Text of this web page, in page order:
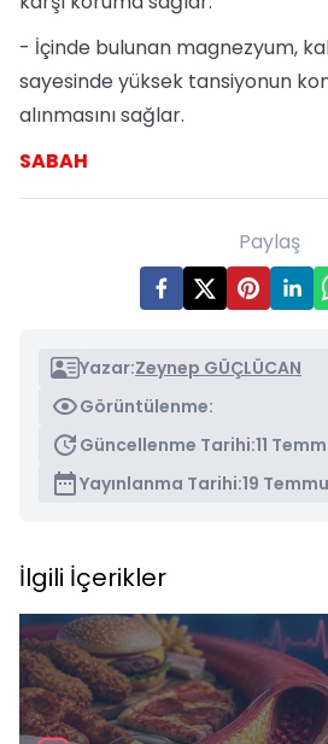
- İçinde bulunan magnezyum,
sayesinde yüksek tansiyonun
alınmasını sağlar.
SABAH
Paylaş
Yazar:Zeynep GÜÇLÜCAN
Görüntülenme:
Güncellenme Tarihi:11
Yayınlanma Tarihi:19
İlgili İçerikler